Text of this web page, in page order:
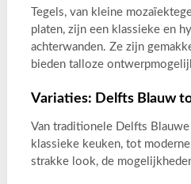
Tegels, van kleine
platen, zijn een klassieke en
achterwanden. Ze zijn
bieden talloze
Variaties: Delfts Blauw
Van traditionele Delfts
klassieke keuken, tot
strakke look, de